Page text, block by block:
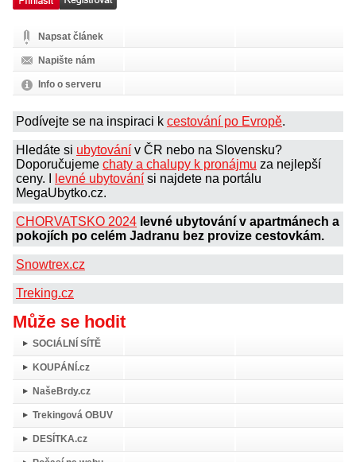
Napsat článek
Napište nám
Info o serveru
Podívejte se na inspiraci k cestování po Evropě.
Hledáte si ubytování v ČR nebo na Slovensku?
Doporučujeme chaty a chalupy k pronájmu za nejlepší
ceny. I
levné ubytování si najdete na portálu
MegaUbytko.cz.
CHORVATSKO 2024 levné ubytování v apartmánech a
pokojích po celém Jadranu bez provize cestovkám.
Snowtrex.cz
Treking.cz
Může se hodit
SOCIÁLNÍ SÍTĚ
KOUPÁNÍ.cz
NašeBrdy.cz
Trekingová OBUV
DESÍTKA.cz